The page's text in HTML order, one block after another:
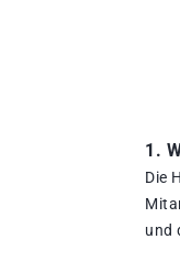
1.
Die
und